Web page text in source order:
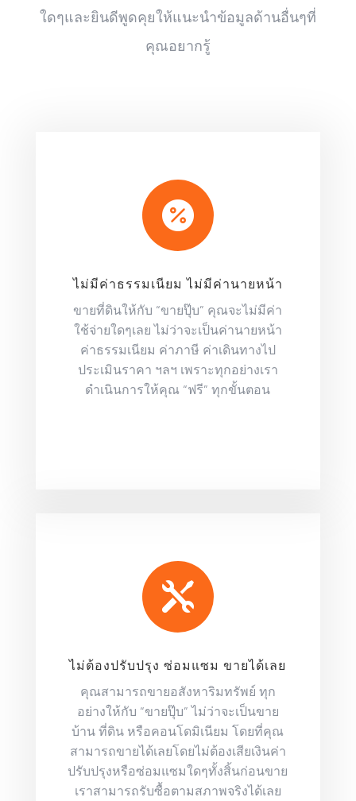
ใดๆและยินดีพูดคุยให้แนะนำข้อมูลด้านอื่นๆที่
คุณอยากรู้

ไม่มีค่าธรรมเนียม ไม่มีค่านายหน้า
ขายที่ดินให้กับ “ขายปุ๊บ” คุณจะไม่มีค่า
ใช้จ่ายใดๆเลย ไม่ว่าจะเป็นค่านายหน้า
ค่าธรรมเนียม ค่าภาษี ค่าเดินทางไป
ประเมินราคา ฯลฯ เพราะทุกอย่างเรา
ดำเนินการให้คุณ “ฟรี” ทุกขั้นตอน

ไม่ต้องปรับปรุง ซ่อมแซม ขายได้เลย
คุณสามารถขายอสังหาริมทรัพย์ ทุก
อย่างให้กับ “ขายปุ๊บ” ไม่ว่าจะเป็นขาย
บ้าน ที่ดิน หรือคอนโดมิเนียม โดยที่คุณ
สามารถขายได้เลยโดยไม่ต้องเสียเงินค่า
ปรับปรุงหรือซ่อมแซมใดๆทั้งสิ้นก่อนขาย
เราสามารถรับซื้อตามสภาพจริงได้เลย